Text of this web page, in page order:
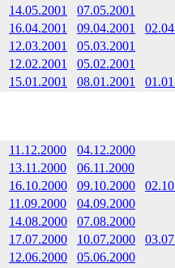
14.05.2001
07.05.2001
16.04.2001 09.04.2001
12.03.2001
05.03.2001
12.02.2001
05.02.2001
15.01.2001 08.01.2001
11.12.2000
04.12.2000
13.11.2000
06.11.2000
16.10.2000 09.10.2000
11.09.2000
04.09.2000
14.08.2000
07.08.2000
17.07.2000 10.07.2000
12.06.2000 05.06.2000